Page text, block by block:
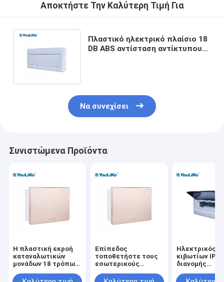
Αποκτήστε Την Καλύτερη Τιμή Για
Πλαστικό ηλεκτρικό πλαίσιο 18
DB ABS αντίσταση αντίκτυπου
Να συνεχίσει
Συνιστώμενα Προϊόντα
Η πλαστική εκροή
καταναλωτικών
μονάδων 18 τρόπων
πίνακα διανομής
Επίπεδος
τοποθετήστε τους
εσωτερικούς
MCB ηλεκτρικούς με
Ηλεκτρικός
κιβωτίων
διανομής